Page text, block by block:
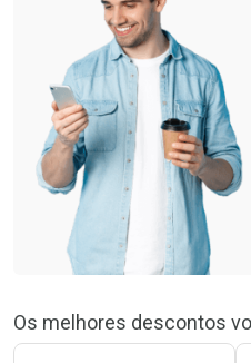
Os melhores descontos